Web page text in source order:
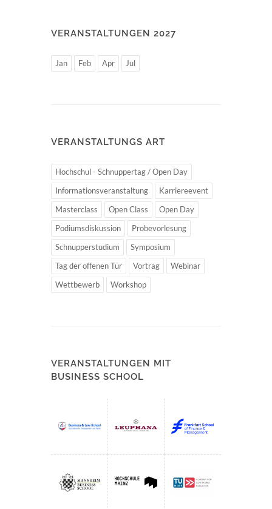
VERANSTALTUNGEN 2027
Jan Feb Apr Jul
VERANSTALTUNGS ART
Hochschul - Schnuppertag / Open Day
Informationsveranstaltung
Karriereevent
Masterclass
Open Class
Open Day
Podiumsdiskussion
Probevorlesung
Schnupperstudium
Symposium
Tag der offenen Tür
Vortrag
Webinar
Wettbewerb
Workshop
VERANSTALTUNGEN MIT
BUSINESS SCHOOL